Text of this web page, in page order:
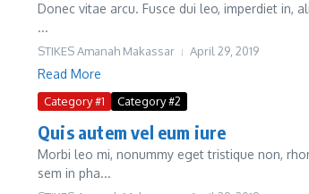
Donec vitae arcu. Fusce dui leo, imperdiet in,
...
STIKES Amanah Makassar April 29, 2019
Read More
Category #1 Category #2
Quis autem vel eum iure
Morbi leo mi, nonummy eget tristique non,
sem in pha...